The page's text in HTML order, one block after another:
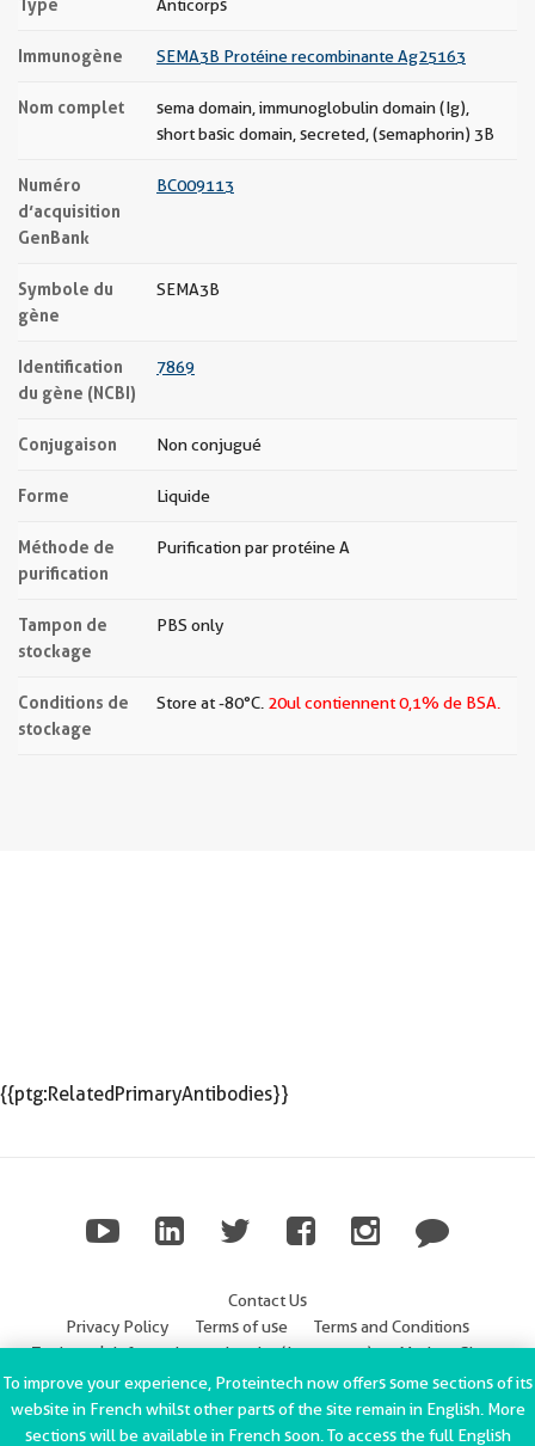
Type Anticorps
Immunogène SEMA3B Protéine recombinante Ag25163
Nom complet
sema domain, immunoglobulin domain (Ig),
short basic domain, secreted, (semaphorin) 3B
Numéro
d’acquisition
GenBank
BC009113
Symbole du
gène
SEMA3B
Identification
du gène (NCBI)
7869
Conjugaison Non conjugué
Forme Liquide
Méthode de
purification
Purification par protéine A
Tampon de
stockage
PBS only
Conditions de
stockage
Store at -80°C. 20ul contiennent 0,1% de BSA.
{{ptg:RelatedPrimaryAntibodies}}
Contact Us
Privacy Policy
Terms of use
Terms and Conditions
Trademark Information
Imprint (Impressum)
Modern Slavery
Statement
ChromoTek GmbH Privacy Policy
Copyright © 2002-2022
To improve your experience, Proteintech now offers some sections of its
website in French whilst other parts of the site remain in English. More
sections will be available in French soon. To access the full English